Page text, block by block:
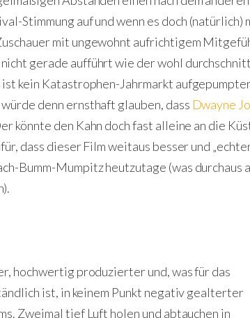
Stimmung auf und wenn es doch (natürlich)
mit ungewohnt aufrichtigem
gerade aufführt wie der wohl
ist kein Katastrophen-Jahrmarkt
denn ernsthaft glauben, dass Dwayne
könnte den Kahn doch fast alleine an die
dass dieser Film weitaus besser und
Bumm-Mumpitz heutzutage (was durchaus
hochwertig produzierter und, was für das
ist, in keinem Punkt negativ gealterter
Zweimal tief Luft holen und abtauchen in